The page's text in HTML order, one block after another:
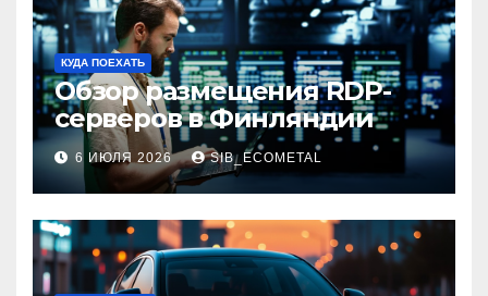
КУДА ПОЕХАТЬ
Обзор размещения RDP-
серверов в Финляндии
6 ИЮЛЯ 2026 SIB_ECOMETAL